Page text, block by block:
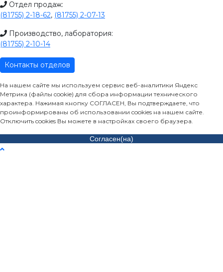
Отдел продаж:
(81755) 2-18-62, (81755) 2-07-13
Производство, лаборатория:
(81755) 2-10-14
Контакты отделов
На нашем сайте мы используем сервис веб-аналитики Яндекс
Метрика (файлы cookie) для сбора информации технического
характера. Нажимая кнопку СОГЛАСЕН, Вы подтверждаете, что
проинформированы об использовании cookies на нашем сайте.
Отключить cookies Вы можете в настройках своего браузера.
Согласен(на)